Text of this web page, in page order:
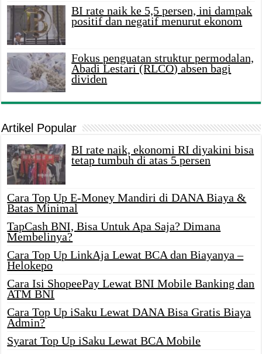
BI rate naik ke 5,5 persen, ini dampak
positif dan negatif menurut ekonom
Fokus penguatan struktur permodalan,
Abadi Lestari (RLCO) absen bagi
dividen
Artikel Popular
BI rate naik, ekonomi RI diyakini bisa
tetap tumbuh di atas 5 persen
Cara Top Up E-Money Mandiri di DANA Biaya &
Batas Minimal
TapCash BNI, Bisa Untuk Apa Saja? Dimana
Membelinya?
Cara Top Up LinkAja Lewat BCA dan Biayanya –
Helokepo
Cara Isi ShopeePay Lewat BNI Mobile Banking dan
ATM BNI
Cara Top Up iSaku Lewat DANA Bisa Gratis Biaya
Admin?
Syarat Top Up iSaku Lewat BCA Mobile